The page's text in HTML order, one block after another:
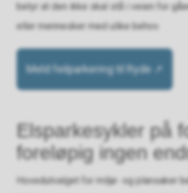
betyr at den ikke skal stå i veien for
eller mennesker med ulike behov.
Meld feilparkering til Ryde
Elsparkesykler på
foreløpig ingen
Hovedutvalget for miljø- og plansaker